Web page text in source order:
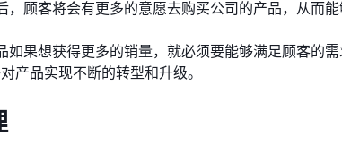
顾客将会有更多的意愿去购买公司的产品，从而能
果想获得更多的销量，就必须要能够满足顾客的
产品实现不断的转型和升级。